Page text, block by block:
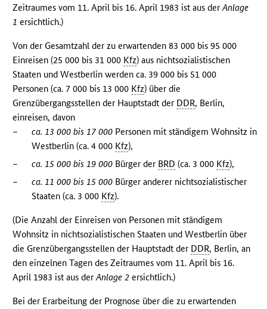
Zeitraumes vom 11. April bis 16. April 1983 ist aus derAnlage
1 ersichtlich.)
Von der Gesamtzahl der zu erwartenden 83 000 bis 95 000
Einreisen (25 000 bis 31 000 Kfz) aus nichtsozialistischen
Staaten und Westberlin werden ca. 39 000 bis 51 000
Personen (ca. 7 000 bis 13 000 Kfz) über die
Grenzübergangsstellen der Hauptstadt der DDR, Berlin,
einreisen, davon
–
ca. 13 000 bis 17 000 Personen mit ständigem Wohnsitz in
Westberlin (ca. 4 000 Kfz),
–
ca. 15 000 bis 19 000 Bürger der BRD (ca. 3 000 Kfz),
–
ca. 11 000 bis 15 000 Bürger anderer nichtsozialistischer
Staaten (ca. 3 000 Kfz).
(Die Anzahl der Einreisen von Personen mit ständigem
Wohnsitz in nichtsozialistischen Staaten und Westberlin über
die Grenzübergangsstellen der Hauptstadt der DDR, Berlin, an
den einzelnen Tagen des Zeitraumes vom 11. April bis 16.
April 1983 ist aus derAnlage 2 ersichtlich.)
Bei der Erarbeitung der Prognose über die zu erwartenden